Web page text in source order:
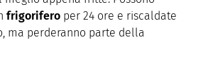
frigorifero per 24 ore e riscaldate
ma perderanno parte della